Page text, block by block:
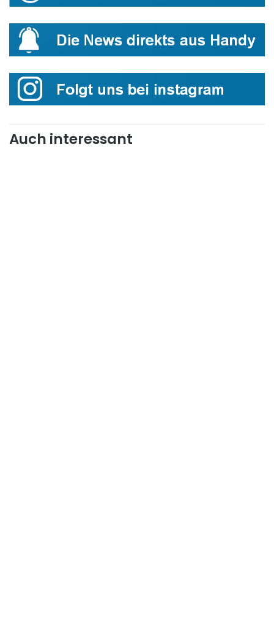
Auch interessant